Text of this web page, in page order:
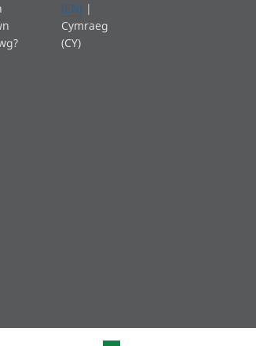
(EN) |
Cymraeg
(CY)